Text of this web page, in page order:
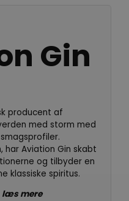
Gin
producent af
med storm med
har Aviation Gin skabt
og tilbyder en
klassiske spiritus.
læs mere